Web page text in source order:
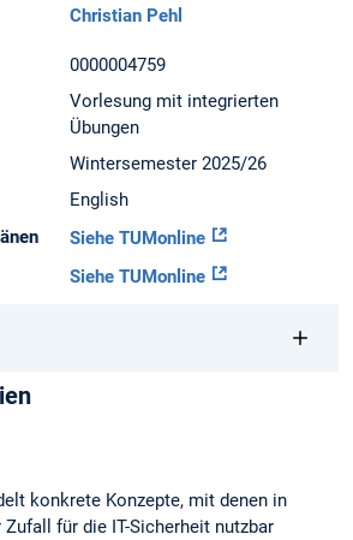
Christian Pehl
0000004759
Vorlesung mit integrierten
Übungen
Wintersemester 2025/26
English
Siehe TUMonline
Siehe TUMonline
konkrete Konzepte, mit denen in
Zufall für die IT-Sicherheit nutzbar